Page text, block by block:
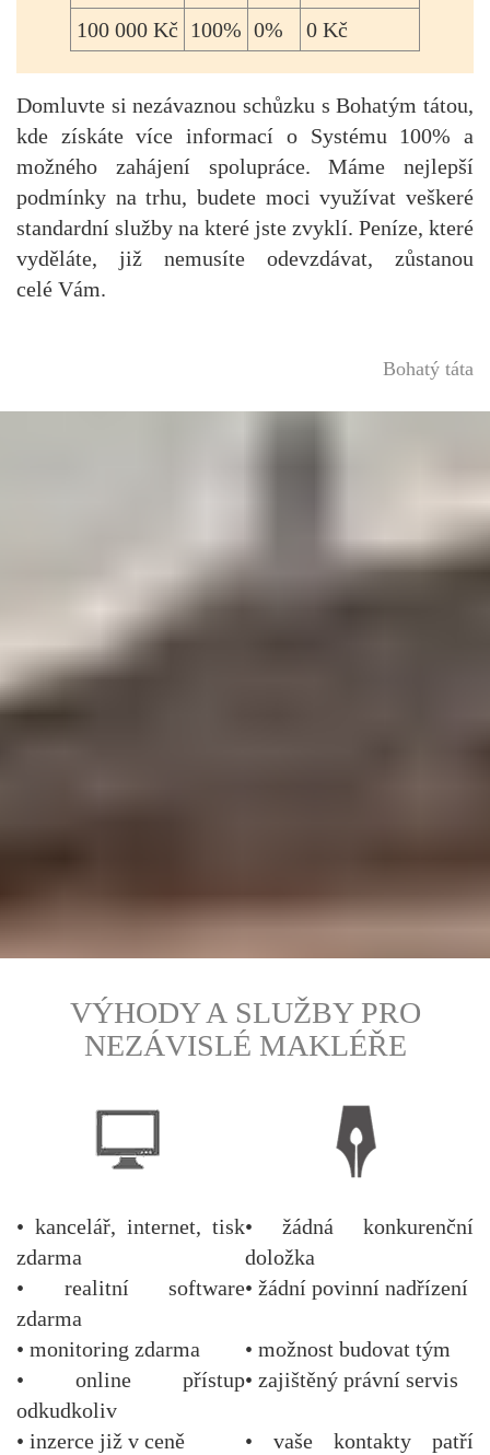
100 000 Kč 100% 0% 0 Kč
Domluvte si nezávaznou schůzku s Bohatým tátou,
kde získáte více informací o Systému 100% a
možného zahájení spolupráce. Máme nejlepší
podmínky na trhu, budete moci využívat veškeré
standardní služby na které jste zvyklí. Peníze, které
vyděláte, již nemusíte odevzdávat, zůstanou
celé Vám.
Bohatý táta
VÝHODY A SLUŽBY PRO
NEZÁVISLÉ MAKLÉŘE
• kancelář, internet, tisk
zdarma
• žádná konkurenční
doložka
• realitní software
zdarma
• žádní povinní nadřízení
• monitoring zdarma
• možnost budovat tým
• online přístup
odkudkoliv
• zajištěný právní servis
• inzerce již v ceně • vaše kontakty patří